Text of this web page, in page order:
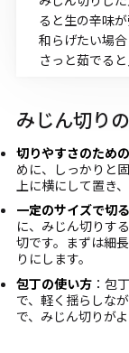
ると生の辛味
和らげたい場
さっと茹でると
みじん切り
切りやすさのため
めに、しっかりと
上に横にして置き
一定のサイズで切る
に、みじん切りす
切です。まずは細
りにします。
包丁の使い方：包
で、軽く揺らしな
で、みじん切りが